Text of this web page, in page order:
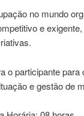
no mundo
e
o participante
e gestão de